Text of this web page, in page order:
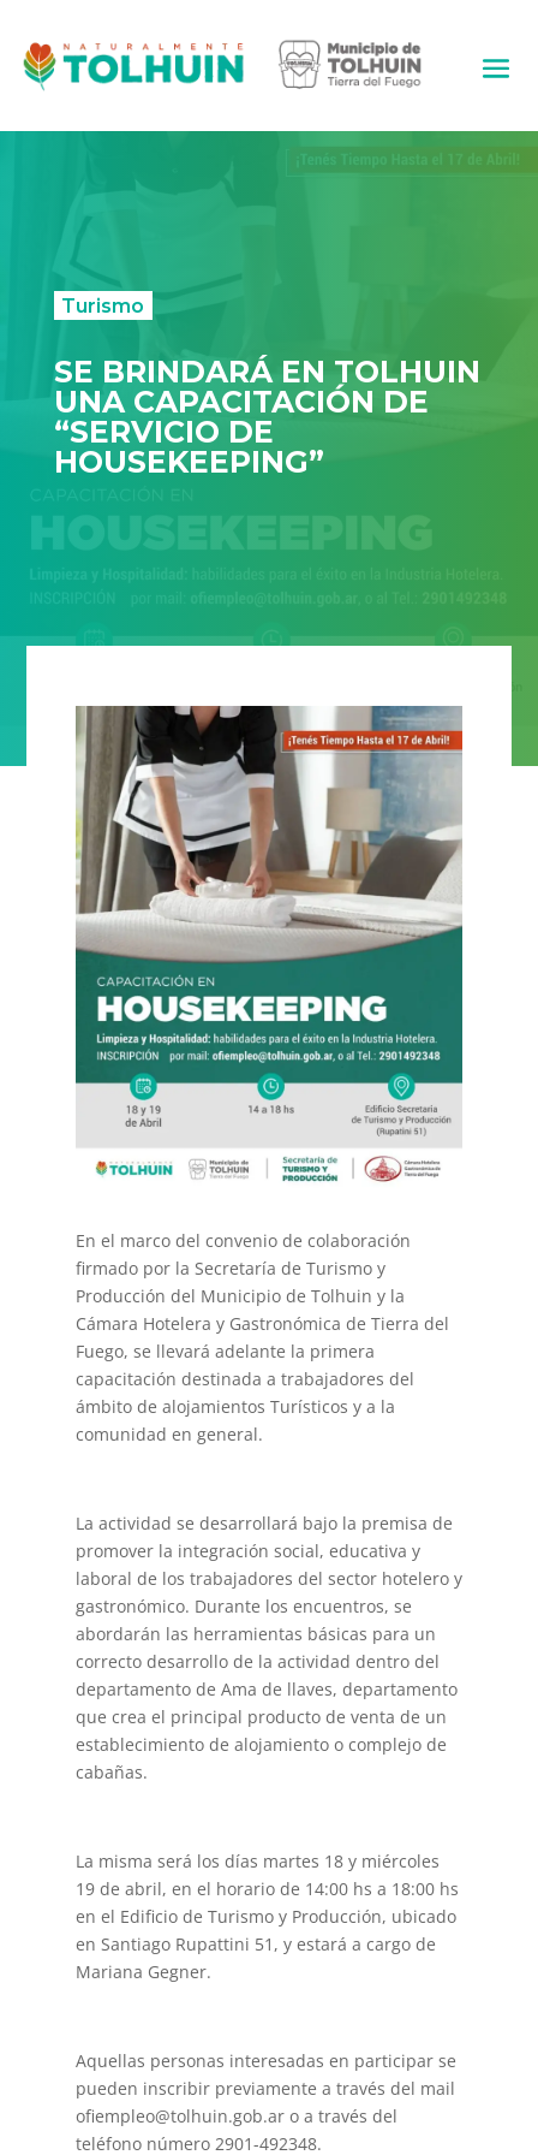
Turismo
SE BRINDARÁ EN TOLHUIN
UNA CAPACITACIÓN DE
“SERVICIO DE
HOUSEKEEPING”
En el marco del convenio de colaboración
firmado por la Secretaría de Turismo y
Producción del Municipio de Tolhuin y la
Cámara Hotelera y Gastronómica de Tierra del
Fuego, se llevará adelante la primera
capacitación destinada a trabajadores del
ámbito de alojamientos Turísticos y a la
comunidad en general.
La actividad se desarrollará bajo la premisa de
promover la integración social, educativa y
laboral de los trabajadores del sector hotelero y
gastronómico. Durante los encuentros, se
abordarán las herramientas básicas para un
correcto desarrollo de la actividad dentro del
departamento de Ama de llaves, departamento
que crea el principal producto de venta de un
establecimiento de alojamiento o complejo de
cabañas.
La misma será los días martes 18 y miércoles
19 de abril, en el horario de 14:00 hs a 18:00 hs
en el Edificio de Turismo y Producción, ubicado
en Santiago Rupattini 51, y estará a cargo de
Mariana Gegner.
Aquellas personas interesadas en participar se
pueden inscribir previamente a través del mail
ofiempleo@tolhuin.gob.ar o a través del
teléfono número 2901-492348.